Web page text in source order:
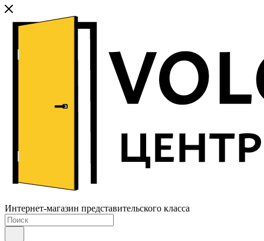
Интернет-магазин представительского класса